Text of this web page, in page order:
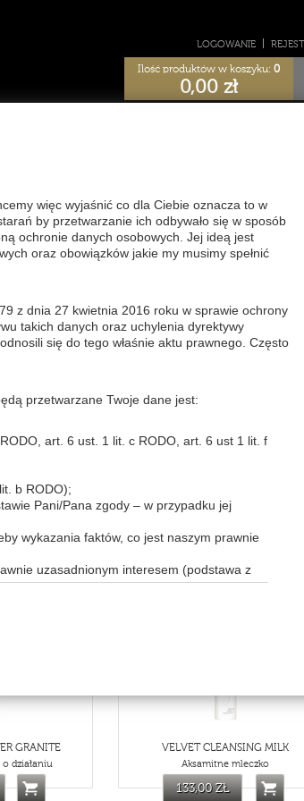
więc wyjaśnić co dla Ciebie oznacza to w
by przetwarzanie ich odbywało się w sposób
ochronie danych osobowych. Jej ideą jest
oraz obowiązków jakie my musimy spełnić
z dnia 27 kwietnia 2016 roku w sprawie ochrony
takich danych oraz uchylenia dyrektywy
się do tego właśnie aktu prawnego. Często
przetwarzane Twoje dane jest:
art. 6 ust. 1 lit. c RODO, art. 6 ust 1 lit. f
b RODO);
Pani/Pana zgody – w przypadku jej
wykazania faktów, co jest naszym prawnie
uzasadnionym interesem (podstawa z
co jest naszym prawnie uzasadnionym
umowę powierzenia na gruncie art. 28
(dostawcy usług teleinformatycznych),
Jeśli będziesz chciał uzyskać bardziej
możesz skontaktować się w tym celu z
Twoje dane osobowe innym podmiotom
dodatkowych imprez, zajęć bądź innego
bankom czy serwisom płatności
LOGOWANIE
Ilość produktów w koszyku: 0
0,00 zł
wg nazwy polskiej
musisz być zalogowany
CREAM SEBOMARINE MATTIFYING FLUID
"Matowa i świeża" fluid
GRANITE
działaniu
133,00 ZŁ
VELVET CLEANSING MILK
Aksamitne mleczko